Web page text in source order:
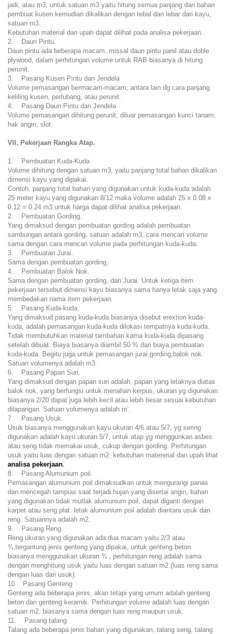
jadi, atau m3, untuk satuan m3 yaitu hitung semua panjang dari bahan
pembuat kusen kemudian dikalikan dengan tebal dan lebar dari kayu,
satuan m3.
Kebutuhan material dan upah dapat dilihat pada analisa pekerjaan.
2. Daun Pintu.
Daun pintu ada beberapa macam, missal daun pintu panil atau doble
plywood, dalam perhitungan volume untuk RAB biasanya di hitung
perunit.
3. Pasang Kusen Pintu dan Jendela
Volume pemasangan bermacam-macam, antara lain dg cara panjang
keliling kusen, perlubang, atau perunit.
4. Pasang Daun Pintu dan Jendela
Volume pemasangan dihitung perunit, diluar pemasangan kunci tanam,
hak angin, slot.
VII. Pekerjaan Rangka Atap.
1. Pembuatan Kuda-Kuda
Volume dihitung dengan satuan m3, yaitu panjang total bahan dikalikan
dimensi kayu yang dipakai.
Contoh, panjang total bahan yang digunakan untuk kuda-kuda adalah
25 meter kayu yang digunakan 8/12 maka volume adalah 25 x 0.08 x
0.12 = 0.24 m3.untuk harga dapat dilihat analisa pekerjaan.
2. Pembuatan Gording.
Yang dimaksud dengan pembuatan gording adalah pembuatan
sambungan antara gording, satuan adalah m3, cara mencari volume
sama dengan cara mencari volume pada perhitungan kuda-kuda.
3. Pembuatan Jurai.
Sama dengan pembuatan gording,
4. Pembuatan Balok Nok.
Sama dengan pembuatan gording, dan Jurai. Untuk ketiga item
pekerjaan tersebut dimensi kayu biasanya sama hanya letak saja yang
membedakan nama item pekerjaan.
5. Pasang Kuda-kuda.
Yang dimaksud pasang kuda-kuda biasanya disebut erextion kuda-
kuda, adalah pemasangan kuda-kuda dilokasi tempatnya kuda-kuda.
Tidak membutuhkan material tambahan karna kuda-kuda dipasang
setelah dibuat. Biaya biasanya diambil 50 % dari biaya pembuatan
kuda-kuda. Begitu juga untuk pemasangan jurai,gording,balok nok.
Satuan volumenya adalah m3.
6. Pasang Papan Suri.
Yang dimaksud dengan papan suri adalah, papan yang letaknya diatas
balok nok, yang berfungsi untuk menahan kerpus, ukuran yg digunakan
biasanya 2/20 dapat juga lebih kecil atau lebih besar sesuai kebutuhan
dilapangan. Satuan volumenya adalah m’.
7. Pasang Usuk.
Usuk biasanya menggunakan kayu ukuran 4/6 atau 5/7, yg sering
digunakan adalah kayu ukuran 5/7, untuk atap yg menggunkan asbes
atau seng tidak memakai usuk, cukup dengan gording. Perhitungan
usuk yaitu luas dengan satuan m2. kebutuhan matererial dan upah lihat
analisa pekerjaan.
8. Pasang Alumunium poil.
Pemasangan alumunium poil dimaksudkan untuk mengurangi panas
dan mencegah tampias saat terjadi hujan yang disertai angin, bahan
yang digunakan tidak mutlak alumunium poil, dapat diganti dengan
karpet atau seng plat. letak alumunium poil adalah diantara usuk dan
reng. Satuannya adalah m2.
9. Pasang Reng.
Reng ukuran yang digunakan ada dua macam yaitu 2/3 atau
¾,tergantung jenis genteng yang dipakai, untuk genteng beton
biasanya menggunakan ukuran ¾ , perhitungan reng adalah sama
dengan menghitung usuk yaitu luas dengan satuan m2.(luas reng sama
dengan luas dari usuk).
10. Pasang Genteng
Genteng ada beberapa jenis, akan tetapi yang umum adalah genteng
beton dan genteng keramik. Perhitungan volume adalah luas dengan
satuan m2. biasanya sama dengan luas reng maupun usuk.
11. Pasang talang
Talang ada beberapa jenis bahan yang digunakan, talang seng, talang